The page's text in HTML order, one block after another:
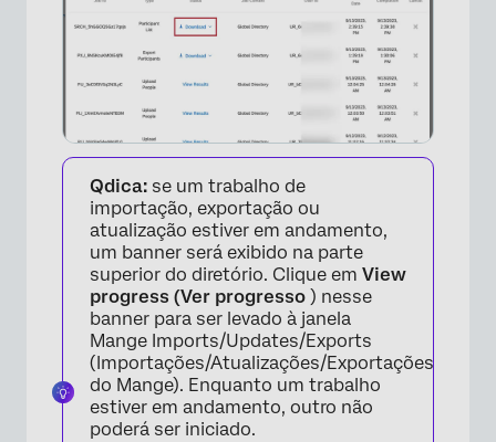
Qdica: se um trabalho de
importação, exportação ou
atualização estiver em andamento,
um banner será exibido na parte
superior do diretório. Clique em View
progress (Ver progresso ) nesse
banner para ser levado à janela
Mange Imports/Updates/Exports
(Importações/Atualizações/Exportações
do Mange). Enquanto um trabalho
estiver em andamento, outro não
poderá ser iniciado.